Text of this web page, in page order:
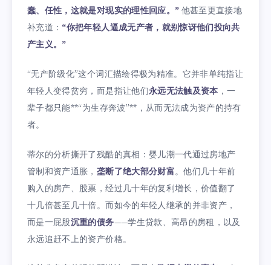
蠢、任性，这就是对现实的理性回应。” 他甚至更直接地
补充道： “你把年轻人逼成无产者，就别惊讶他们投向共
产主义。”
“无产阶级化”这个词汇描绘得极为精准。它并非单纯指让
年轻人变得贫穷，而是指让他们永远无法触及资本 ，一
辈子都只能**“为生存奔波”**，从而无法成为资产的持有
者。
蒂尔的分析撕开了残酷的真相：婴儿潮一代通过房地产
管制和资产通胀， 垄断了绝大部分财富。他们几十年前
购入的房产、股票，经过几十年的复利增长，价值翻了
十几倍甚至几十倍。而如今的年轻人继承的并非资产，
而是一屁股沉重的债务——学生贷款、高昂的房租，以及
永远追赶不上的资产价格。